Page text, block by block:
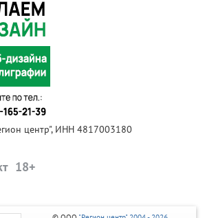
центр", ИНН 4817003180